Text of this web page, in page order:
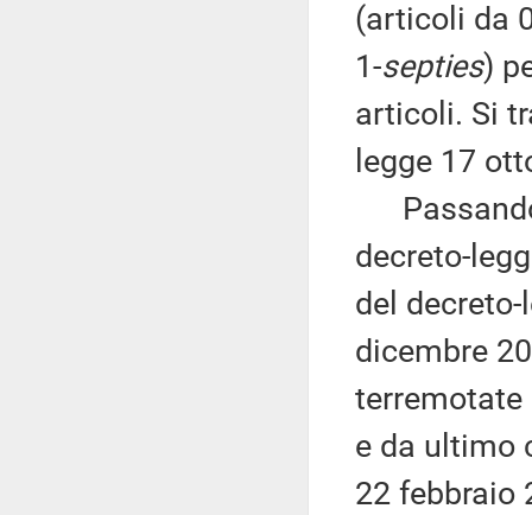
(articoli da
1-septies)
articoli. Si
legge 17
decreto-
del
dicembre
e da ultimo
22 febbraio